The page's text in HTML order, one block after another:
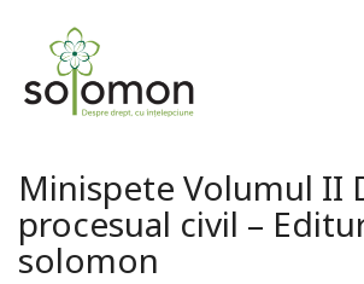
Minispete Volumul II
procesual civil –
solomon